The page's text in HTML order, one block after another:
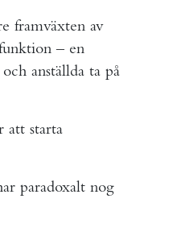
framväxten av
– en
anställda ta på
att starta
paradoxalt nog